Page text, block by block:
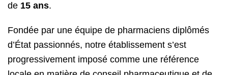
de 15 ans.
Fondée par une équipe de pharmaciens diplômés
d’État passionnés, notre établissement s’est
progressivement imposé comme une référence